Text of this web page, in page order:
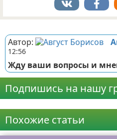
Автор:
12:56
Жду ваши вопросы и
Подпишись на нашу
Похожие статьи